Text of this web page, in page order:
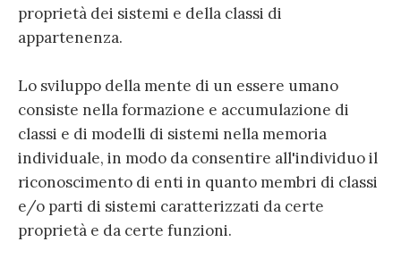
proprietà dei sistemi e della classi di
appartenenza.
Lo sviluppo della mente di un essere umano
consiste nella formazione e accumulazione di
classi e di modelli di sistemi nella memoria
individuale, in modo da consentire all'individuo il
riconoscimento di enti in quanto membri di classi
e/o parti di sistemi caratterizzati da certe
proprietà e da certe funzioni.